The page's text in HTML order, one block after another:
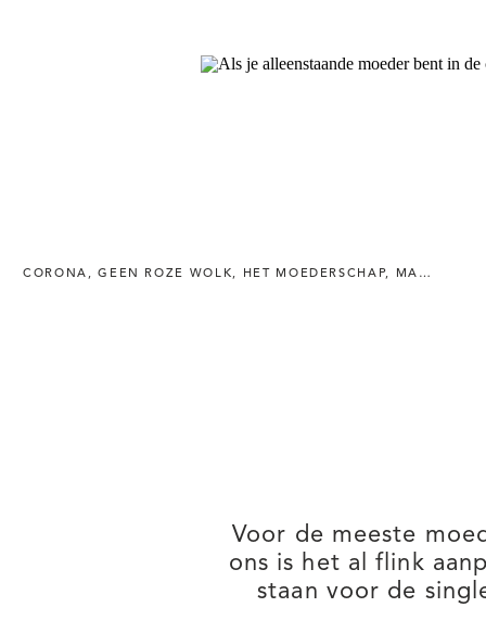
CORONA ,GEEN ROZE WOLK, HET MOEDERSCHAP, MAMA'S
Voor de meeste
ons is het al flink
staan voor de